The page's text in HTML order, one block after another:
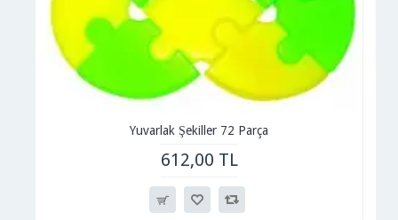
Yuvarlak Şekiller 72 Parça
612,00 TL